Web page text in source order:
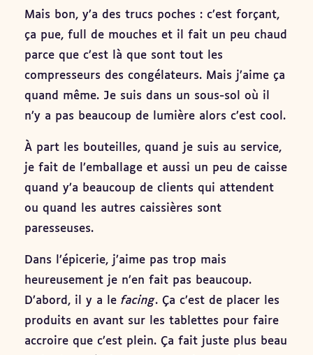
Mais bon, y’a des trucs poches : c’est forçant,
ça pue, full de mouches et il fait un peu chaud
parce que c’est là que sont tout les
compresseurs des congélateurs. Mais j’aime ça
quand même. Je suis dans un sous-sol où il
n’y a pas beaucoup de lumière alors c’est cool.
À part les bouteilles, quand je suis au service,
je fait de l’emballage et aussi un peu de caisse
quand y’a beaucoup de clients qui attendent
ou quand les autres caissières sont
paresseuses.
Dans l’épicerie, j’aime pas trop mais
heureusement je n’en fait pas beaucoup.
D’abord, il y a le facing. Ça c’est de placer les
produits en avant sur les tablettes pour faire
accroire que c’est plein. Ça fait juste plus beau